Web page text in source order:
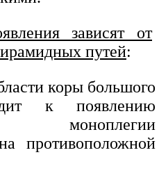
зависят от
путей:
коры большого
к появлению
моноплегии
противоположной